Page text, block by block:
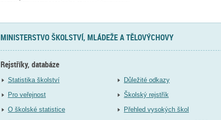
MINISTERSTVO ŠKOLSTVÍ, MLÁDEŽE A TĚLOVÝCHOVY
Rejstříky, databáze
Statistika školství
Pro veřejnost
O školské statistice
Důležité odkazy
Školský rejstřík
Přehled vysokých škol